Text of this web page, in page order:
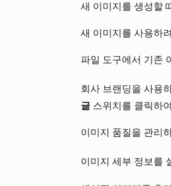
새 이미지를 생성할
새 이미지를 사용하
파일 도구에서 기존
회사 브랜딩을 사용
글 스위치를 클릭하
이미지 품질을 관리
이미지 세부 정보를